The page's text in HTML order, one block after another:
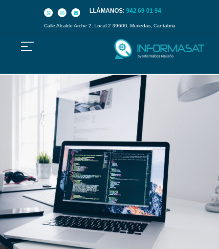
LLÁMANOS:942 69 01 94
Calle Alcalde Arche 2, Local 2 39600, Muriedas, Cantabria